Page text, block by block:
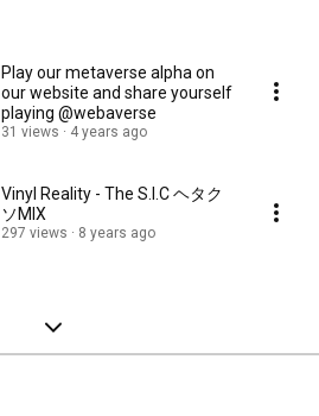
Play our metaverse alpha on
our website and share yourself
playing @webaverse
31 views 4 years ago
Vinyl Reality - The S.I.C ヘタク
ソMIX
297 views 8 years ago